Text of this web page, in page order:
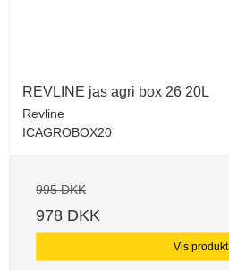
REVLINE jas agri box 26 20L
Revline
ICAGROBOX20
995 DKK
978 DKK
Vis produkt